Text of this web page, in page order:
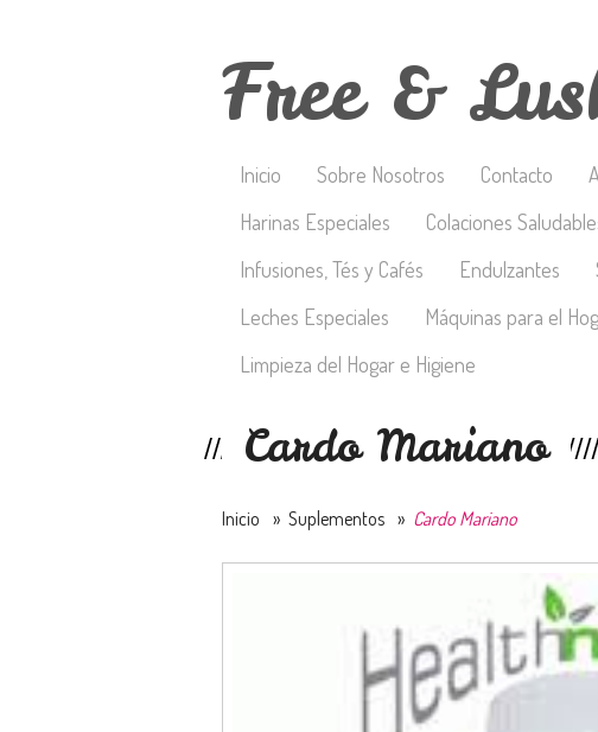
Free &
Inicio Sobre Nosotros Contacto
Harinas Especiales
Colaciones
Infusiones, Tés y Cafés
Endulzantes
Leches Especiales
Máquinas para el
Limpieza del Hogar e Higiene
Cardo Mariano
Inicio » Suplementos » Cardo Mariano